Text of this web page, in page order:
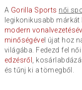
A Gorilla Sports női
legikonikusabb márkát
modern
minőségéve l újat hoz
világába. Fedezd fel
edzésről
,
és tűnj ki a tömegből.